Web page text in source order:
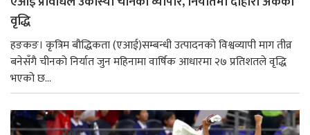
वृद्धि
हङकङ। कृत्रिम बौद्धिकता (एआई)सम्बन्धी उत्पादनको विश्वव्यापी माग तीव्र
बनेसँगै चीनको निर्यात जुन महिनामा वार्षिक आधारमा २७ प्रतिशतले वृद्धि
भएको छ...